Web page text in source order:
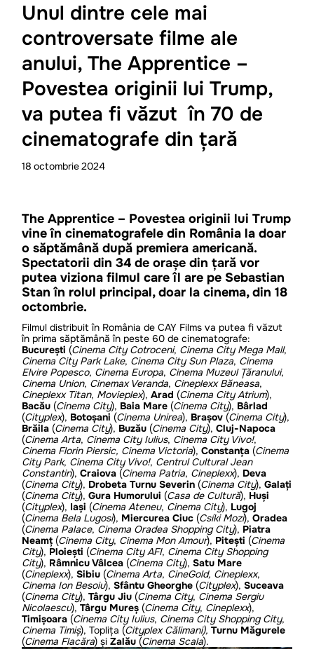
Unul dintre cele mai
controversate filme ale
anului, The Apprentice –
Povestea originii lui Trump,
va putea fi văzut în 70 de
cinematografe din țară
18 octombrie2024
The Apprentice – Povestea originii lui Trump
vine în cinematografele din România la doar
o săptămână după premiera americană.
Spectatorii din 34 de orașe din țară vor
putea viziona filmul care îl are pe Sebastian
Stan în rolul principal, doar la cinema, din 18
octombrie.
Filmul distribuit în România de CAY Films va putea fi văzut
în prima săptămână în peste 60 de cinematografe:
București (Cinema City Cotroceni, Cinema City Mega Mall,
Cinema City Park Lake, Cinema City Sun Plaza, Cinema
Elvire Popesco, Cinema Europa, Cinema Muzeul Țăranului,
Cinema Union, Cinemax Veranda, Cineplexx Băneasa,
Cineplexx Titan, Movieplex),Arad (Cinema City Atrium),
Bacău (Cinema City), Baia Mare (Cinema City), Bârlad
(Cityplex), Botoșani (Cinema Unirea), Brașov (Cinema City),
Brăila (Cinema City), Buzău (Cinema City),Cluj-Napoca
(Cinema Arta, Cinema City Iulius, Cinema City Vivo!,
Cinema Florin Piersic, Cinema Victoria),Constanța (Cinema
City Park, Cinema City Vivo!, Centrul Cultural Jean
Constantin),Craiova (Cinema Patria, Cineplexx), Deva
(Cinema City), Drobeta Turnu Severin (Cinema City),Galați
(Cinema City),Gura Humorului (Casa de Cultură), Huși
(Cityplex), Iași (Cinema Ateneu, Cinema City), Lugoj
(Cinema Bela Lugosi), Miercurea Ciuc (Csíki Mozi),Oradea
(Cinema Palace, Cinema Oradea Shopping City), Piatra
Neamț (Cinema City, Cinema Mon Amour), Pitești (Cinema
City), Ploiești (Cinema City AFI, Cinema City Shopping
City), Râmnicu Vâlcea (Cinema City),Satu Mare
(Cineplexx),Sibiu (Cinema Arta, CineGold, Cineplexx,
Cinema Ion Besoiu),Sfântu Gheorghe (Cityplex),Suceava
(Cinema City),Târgu Jiu (Cinema City, Cinema Sergiu
Nicolaescu),Târgu Mureș (Cinema City, Cineplexx),
Timișoara (Cinema City Iulius, Cinema City Shopping City,
Cinema Timiș), Toplița (Cityplex Călimani),Turnu Măgurele
(Cinema Flacăra) șiZalău (Cinema Scala).